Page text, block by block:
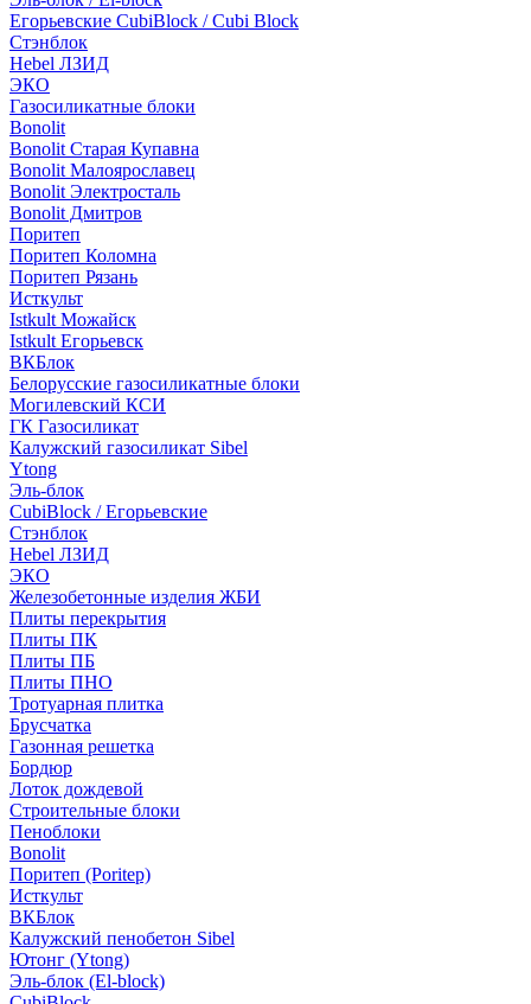
Егорьевские CubiBlock / Cubi Block
Стэнблок
Hebel ЛЗИД
ЭКО
Газосиликатные блоки
Bonolit
Bonolit Старая Купавна
Bonolit Малоярославец
Bonolit Электросталь
Bonolit Дмитров
Поритеп
Поритеп Коломна
Поритеп Рязань
Исткульт
Istkult Можайск
Istkult Егорьевск
ВКБлок
Белорусские газосиликатные блоки
Могилевский КСИ
ГК Газосиликат
Калужский газосиликат Sibel
Ytong
Эль-блок
CubiBlock / Егорьевские
Стэнблок
Hebel ЛЗИД
ЭКО
Железобетонные изделия ЖБИ
Плиты перекрытия
Плиты ПК
Плиты ПБ
Плиты ПНО
Тротуарная плитка
Брусчатка
Газонная решетка
Бордюр
Лоток дождевой
Строительные блоки
Пеноблоки
Bonolit
Поритеп (Poritep)
Исткульт
ВКБлок
Калужский пенобетон Sibel
Ютонг (Ytong)
Эль-блок (El-block)